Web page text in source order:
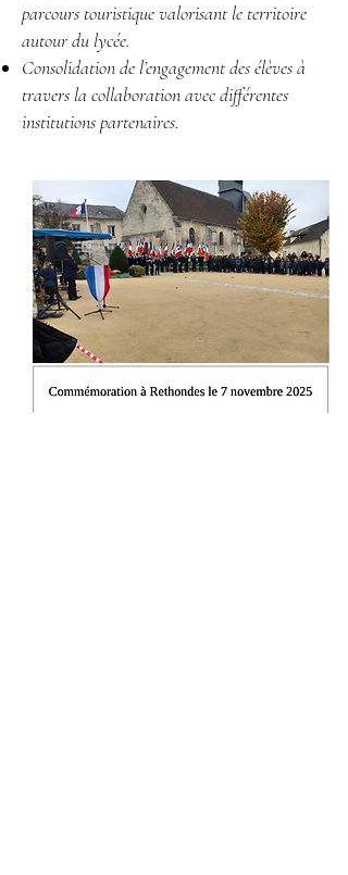
parcours touristique valorisant le territoire
autour du lycée.
Consolidation de l’engagement des élèves à
travers la collaboration avec différentes
institutions partenaires.